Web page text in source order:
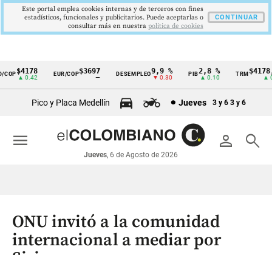
Cintillo
económicos
Colombia
$4178
▲ 0.42
EUR/COP$3697 DESEMPLEO9,9 %
▼ 0.30
2,8 %
▲ 0.10
TRM$4178,23
▲ 0.42
Pico y Placa Medellín Jueves 3 y 6 3 y 6
person search
Jueves, 6 de Agosto de 2026
menu
ONU invitó a la comunidad
internacional a mediar por
Este portal emplea cookies internas y de terceros con fines
estadísticos, funcionales y publicitarios. Puede aceptarlas o
consultar más en nuestra politica de cookies
CONTINUAR